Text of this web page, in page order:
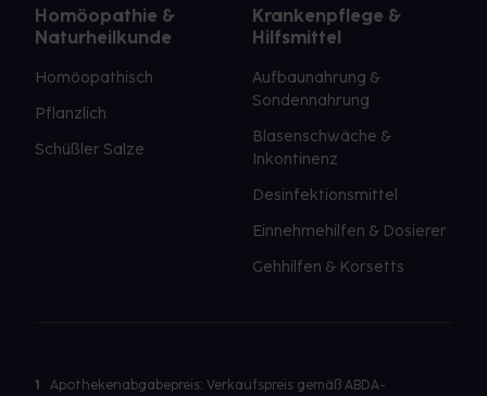
Homöopathie &
Naturheilkunde
Homöopathisch
Pflanzlich
Schüßler Salze
Krankenpflege &
Hilfsmittel
Aufbaunahrung &
Sondennahrung
Blasenschwäche &
Inkontinenz
Desinfektionsmittel
Einnehmehilfen & Dosierer
Gehhilfen & Korsetts
1
Apothekenabgabepreis: Verkaufspreis gemäß ABDA-